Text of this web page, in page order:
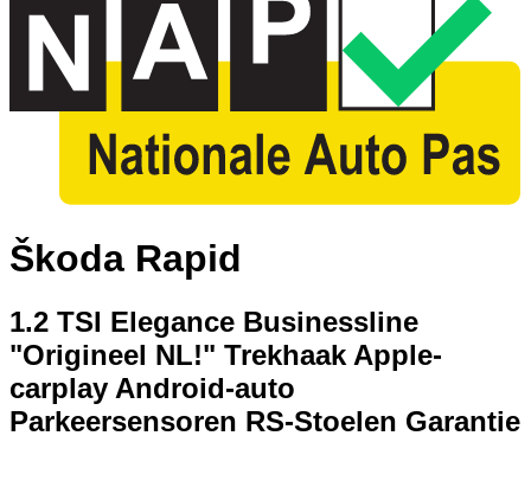
Škoda Rapid
1.2 TSI Elegance Businessline
"Origineel NL!" Trekhaak Apple-
carplay Android-auto
Parkeersensoren RS-Stoelen Garantie